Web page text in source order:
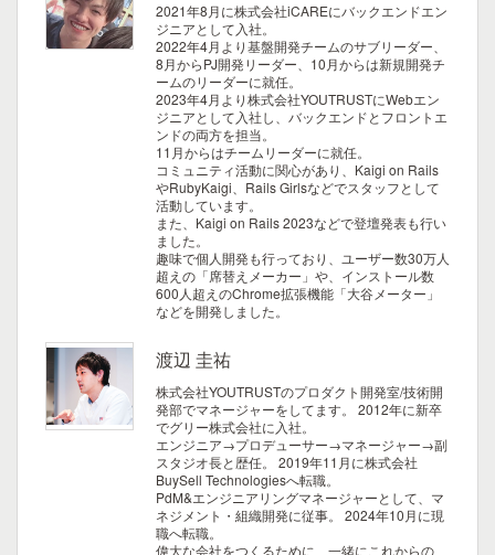
2021年8月に株式会社iCAREにバックエンドエン
ジニアとして入社。
2022年4月より基盤開発チームのサブリーダー、
8月からPJ開発リーダー、10月からは新規開発チ
ームのリーダーに就任。
2023年4月より株式会社YOUTRUSTにWebエン
ジニアとして入社し、バックエンドとフロントエ
ンドの両方を担当。
11月からはチームリーダーに就任。
コミュニティ活動に関心があり、Kaigi on Rails
やRubyKaigi、Rails Girlsなどでスタッフとして
活動しています。
また、Kaigi on Rails 2023などで登壇発表も行い
ました。
趣味で個人開発も行っており、ユーザー数30万人
超えの「席替えメーカー」や、インストール数
600人超えのChrome拡張機能「大谷メーター」
などを開発しました。
渡辺 圭祐
株式会社YOUTRUSTのプロダクト開発室/技術開
発部でマネージャーをしてます。
2012年に新卒
でグリー株式会社に入社。
エンジニア→プロデューサー→マネージャー→副
スタジオ長と歴任。
2019年11月に株式会社
BuySell Technologiesへ転職。
PdM&エンジニアリングマネージャーとして、マ
ネジメント・組織開発に従事。
2024年10月に現
職へ転職。
偉大な会社をつくるために、一緒にこれからの